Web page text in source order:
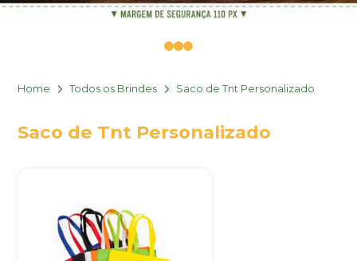
01 2
Home Todos os Brindes Saco de Tnt Personalizado
Saco de Tnt Personalizado